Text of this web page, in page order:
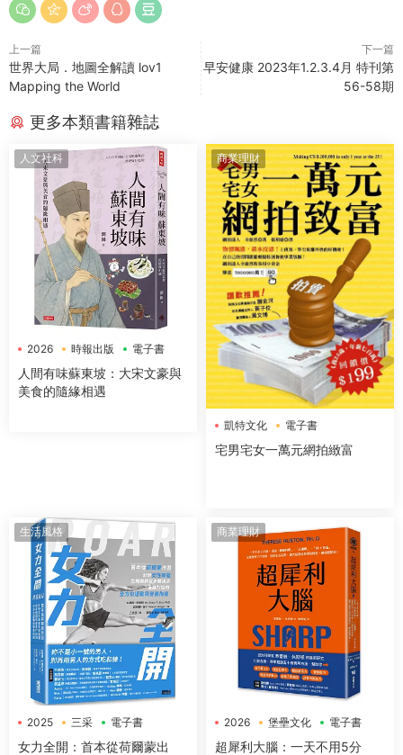
上一篇
世界大局．地圖全解讀 lov1
Mapping the World
下一篇
早安健康 2023年1.2.3.4月 特刊第
56-58期
更多本類書籍雜誌
人文社科
2026 時報出版 電子書
人間有味蘇東坡：大宋文豪與
美食的隨緣相遇
商業理財
凱特文化 電子書
宅男宅女一萬元網拍緻富
生活風格
2025 三采 電子書
女力全開：首本從荷爾蒙出
商業理財
2026 堡壘文化 電子書
超犀利大腦：一天不用5分